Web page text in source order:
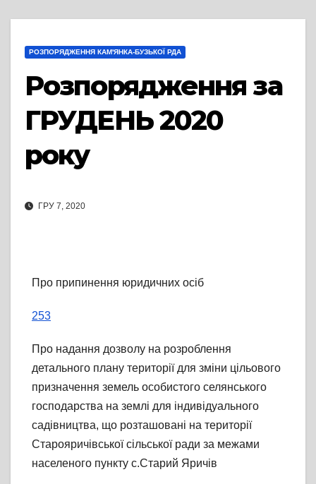
РОЗПОРЯДЖЕННЯ КАМ'ЯНКА-БУЗЬКОЇ РДА
Розпорядження за
ГРУДЕНЬ 2020
року
ГРУ 7, 2020
Про припинення юридичних осіб
253
Про надання дозволу на розроблення
детального плану території для зміни цільового
призначення земель особистого селянського
господарства на землі для індивідуального
садівництва, що розташовані на території
Старояричівської сільської ради за межами
населеного пункту с.Старий Яричів